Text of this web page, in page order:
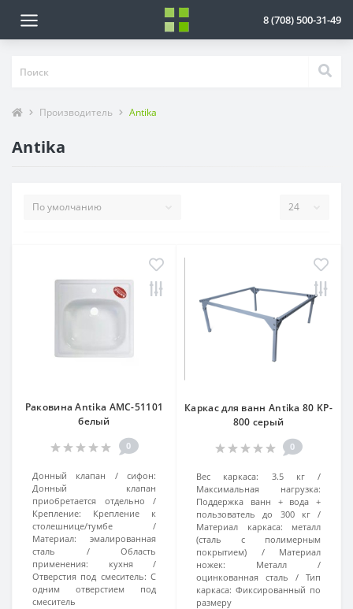
8 (708) 500-31-49
Производитель Antika
Antika
Раковина Antika AMC-51101
белый
0
Донный клапан / сифон:
Донный клапан
приобретается отдельно
Крепление:
Крепление к
столешнице/тумбе
Материал:
эмалированная
сталь
Область
применения:
кухня
Отверстия под смеситель: С
одним отверстием под
смеситель
Каркас для ванн Antika 80 KP-
800 серый
0
Вес каркаса:
3.5 кг
Максимальная нагрузка:
Поддержка ванн + вода +
пользователь до 300 кг
Материал каркаса:
металл
(сталь с полимерным
покрытием)
Материал
ножек:
Металл /
оцинкованная сталь
Тип
каркаса: Фиксированный по
размеру